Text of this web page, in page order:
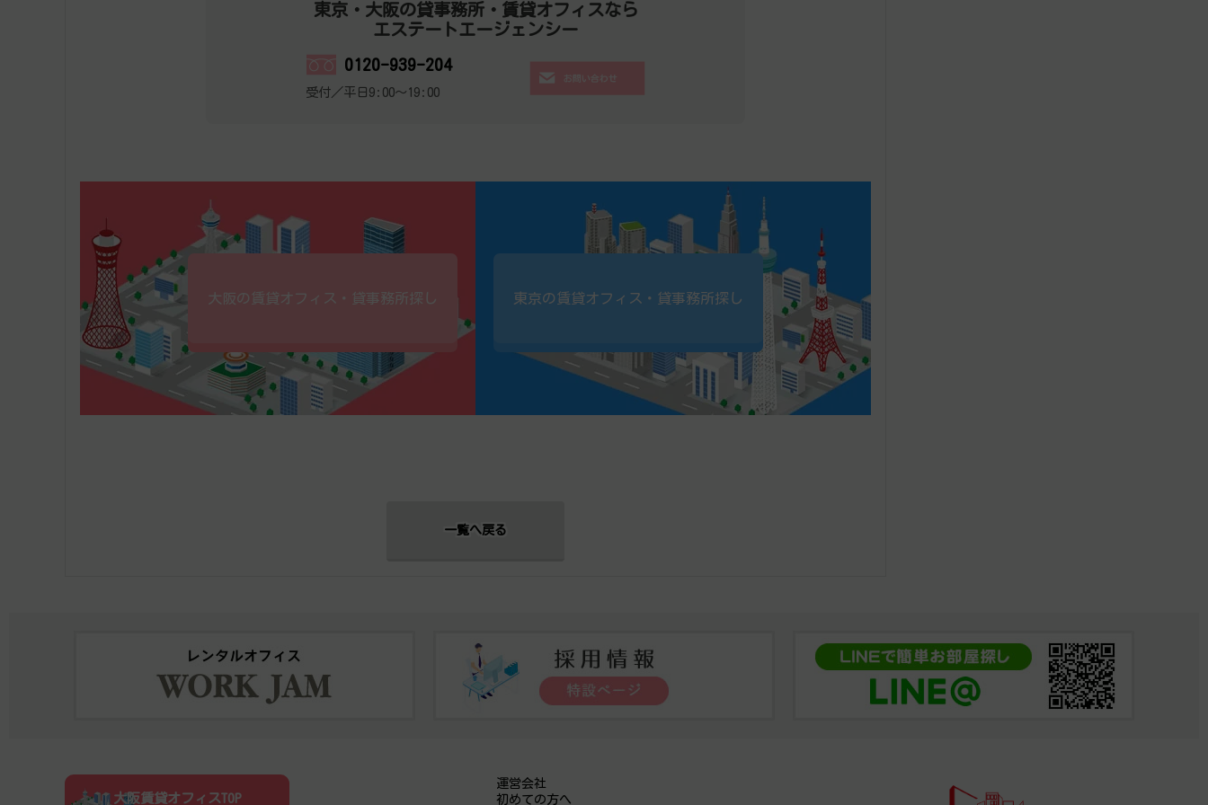
東京・大阪の貸事務所・賃貸オフィスなら
エステートエージェンシー
0120-939-204
受付／平日9:00～19:00
大阪の賃貸オフィス・貸事務所探し 東京の賃貸オフィス・貸事務所探し
一覧へ戻る
大阪賃貸オフィスTOP
運営会社
初めての方へ